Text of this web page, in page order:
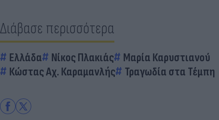
Διάβασε περισσότερα
Ελλάδα Νίκος Πλακιάς
Μαρία Καρυστιανού
Κώστας Αχ. Καραμανλής
Τραγωδία στα Τέμπη